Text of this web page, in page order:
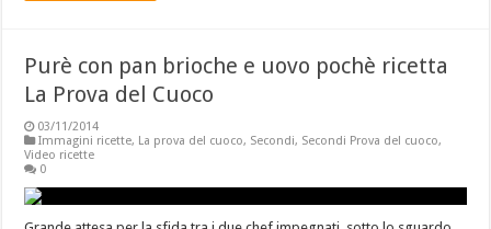
Purè con pan brioche e uovo pochè ricetta
La Prova del Cuoco
03/11/2014
Immagini ricette, La prova del cuoco, Secondi, Secondi Prova del cuoco,
Video ricette
0